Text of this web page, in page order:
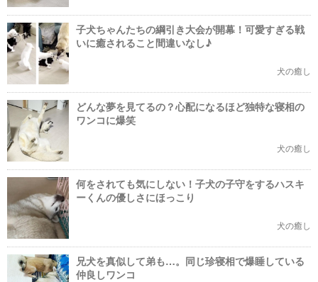
子犬ちゃんたちの綱引き大会が開幕！可愛すぎる戦
いに癒されること間違いなし♪
犬の癒し
どんな夢を見てるの？心配になるほど独特な寝相の
ワンコに爆笑
犬の癒し
何をされても気にしない！子犬の子守をするハスキ
ーくんの優しさにほっこり
犬の癒し
兄犬を真似して弟も…。同じ珍寝相で爆睡している
仲良しワンコ